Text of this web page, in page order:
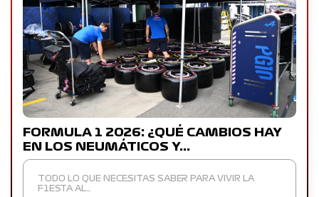
FORMULA 1 2026: ¿QUÉ CAMBIOS HAY
EN LOS NEUMÁTICOS Y…
TODO LO QUE NECESITAS SABER PARA VIVIR LA
F1ESTA AL…